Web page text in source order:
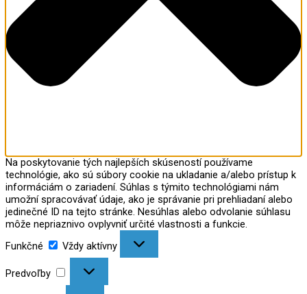
Na poskytovanie tých najlepších skúseností používame
technológie, ako sú súbory cookie na ukladanie a/alebo prístup k
informáciám o zariadení. Súhlas s týmito technológiami nám
umožní spracovávať údaje, ako je správanie pri prehliadaní alebo
jedinečné ID na tejto stránke. Nesúhlas alebo odvolanie súhlasu
môže nepriaznivo ovplyvniť určité vlastnosti a funkcie.
Funkčné
Vždy aktívny
Predvoľby